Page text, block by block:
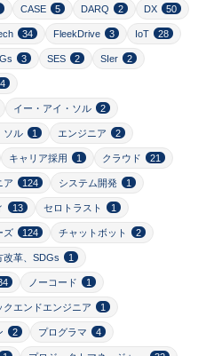
CASE 5 DARQ 2 DX 50
34 FleekDrive 3 IoT 28
3 SES 2 SIer 2
4
イー・アイ・ソル 2
ソル 1 エンジニア 2
キャリア採用 1 クラウド 21
ア 124 システム開発 1
13 セロトラスト 1
ズ 124 チャットボット 2
改革、SDGs 1
ノーコード 1
クエンドエンジニア 1
2 プログラマ 4